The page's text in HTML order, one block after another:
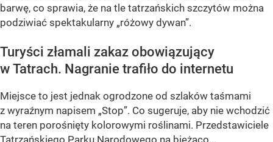
barwę, co sprawia, że na tle tatrzańskich szczytów można
podziwiać spektakularny „różowy dywan”.
Turyści złamali zakaz obowiązujący
w Tatrach. Nagranie trafiło do internetu
Miejsce to jest jednak ogrodzone od szlaków taśmami
z wyraźnym napisem „Stop”. Co sugeruje, aby nie wchodzić
na teren porośnięty kolorowymi roślinami. Przedstawiciele
Tatrzańskiego Parku Narodowego na bieżąco...